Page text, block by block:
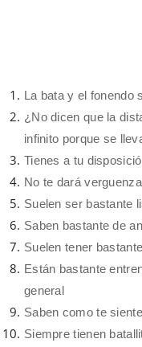
La bata y el fonendo
¿No dicen que la
infinito porque se
Tienes a tu
No te dará
Suelen ser bastante
Saben bastante de
Suelen tener
Están bastante
general
Saben como te
Siempre tienen